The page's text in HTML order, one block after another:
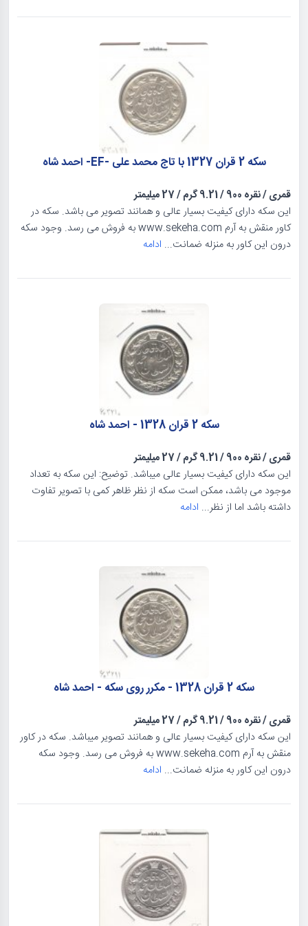
سکه 2 قران 1327 با تاج محمد علی -EF- احمد شاه
قمری/نقره 900 /9.21 گرم /27 میلیمتر
این سکه دارای کیفیت بسیار عالی و همانند تصویر می باشد. سکه در
کاور منقش به آرم www.sekeha.com به فروش می رسد. وجود سکه
درون این کاور به منزله ضمانت... ادامه
سکه 2 قران 1328 - احمد شاه
قمری/نقره 900 /9.21 گرم /27 میلیمتر
این سکه دارای کیفیت بسیار عالی میباشد. توضیح: این سکه به تعداد
موجود می باشد، ممکن است سکه از نظر ظاهر کمی با تصویر تفاوت
داشته باشد اما از نظر... ادامه
سکه 2 قران 1328 - مکرر روی سکه - احمد شاه
قمری/نقره 900 /9.21 گرم /27 میلیمتر
این سکه دارای کیفیت بسیار عالی و همانند تصویر میباشد. سکه در کاور
منقش به آرم www.sekeha.com به فروش می رسد. وجود سکه
درون این کاور به منزله ضمانت... ادامه